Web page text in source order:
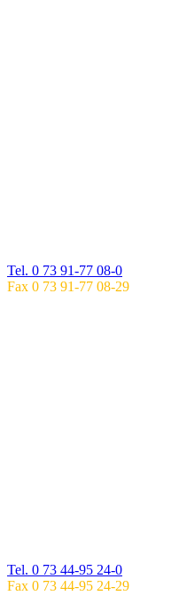
Tel. 0 73 91-77 08-0
Fax 0 73 91-77 08-29
Tel. 0 73 44-95 24-0
Fax 0 73 44-95 24-29